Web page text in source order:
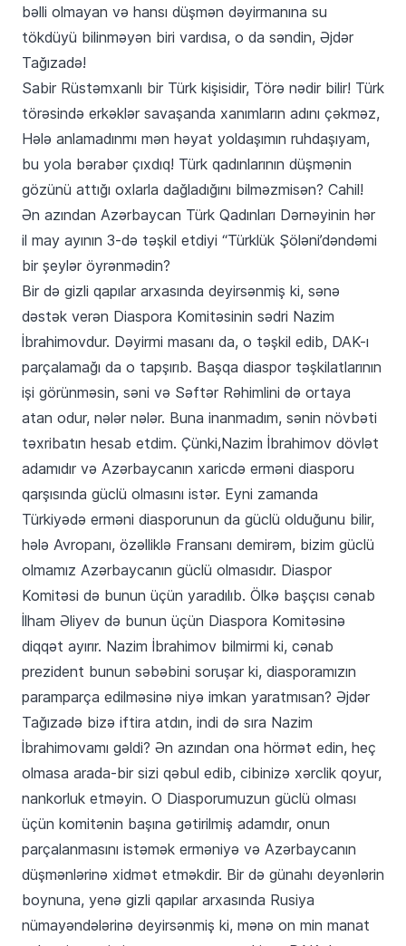
bəlli olmayan və hansı düşmən dəyirmanına su
tökdüyü bilinməyən biri vardısa, o da səndin, Əjdər
Tağızadə!
Sabir Rüstəmxanlı bir Türk kişisidir, Törə nədir bilir! Türk
törəsində erkəklər savaşanda xanımların adını çəkməz,
Hələ anlamadınmı mən həyat yoldaşımın ruhdaşıyam,
bu yola bərabər çıxdıq! Türk qadınlarının düşmənin
gözünü attığı oxlarla dağladığını bilməzmisən? Cahil!
Ən azından Azərbaycan Türk Qadınları Dərnəyinin hər
il may ayının 3-də təşkil etdiyi “Türklük Şöləni’dəndəmi
bir şeylər öyrənmədin?
Bir də gizli qapılar arxasında deyirsənmiş ki, sənə
dəstək verən Diaspora Komitəsinin sədri Nazim
İbrahimovdur. Dəyirmi masanı da, o təşkil edib, DAK-ı
parçalamağı da o tapşırıb. Başqa diaspor təşkilatlarının
işi görünməsin, səni və Səftər Rəhimlini də ortaya
atan odur, nələr nələr. Buna inanmadım, sənin növbəti
təxribatın hesab etdim. Çünki,Nazim İbrahimov dövlət
adamıdır və Azərbaycanın xaricdə erməni diasporu
qarşısında güclü olmasını istər. Eyni zamanda
Türkiyədə erməni diasporunun da güclü olduğunu bilir,
hələ Avropanı, özəlliklə Fransanı demirəm, bizim güclü
olmamız Azərbaycanın güclü olmasıdır. Diaspor
Komitəsi də bunun üçün yaradılıb. Ölkə başçısı cənab
İlham Əliyev də bunun üçün Diaspora Komitəsinə
diqqət ayırır. Nazim İbrahimov bilmirmi ki, cənab
prezident bunun səbəbini soruşar ki, diasporamızın
paramparça edilməsinə niyə imkan yaratmısan? Əjdər
Tağızadə bizə iftira atdın, indi də sıra Nazim
İbrahimovamı gəldi? Ən azından ona hörmət edin, heç
olmasa arada-bir sizi qəbul edib, cibinizə xərclik qoyur,
nankorluk etməyin. O Diasporumuzun güclü olması
üçün komitənin başına gətirilmiş adamdır, onun
parçalanmasını istəmək erməniyə və Azərbaycanın
düşmənlərinə xidmət etməkdir. Bir də günahı deyənlərin
boynuna, yenə gizli qapılar arxasında Rusiya
nümayəndələrinə deyirsənmiş ki, mənə on min manat